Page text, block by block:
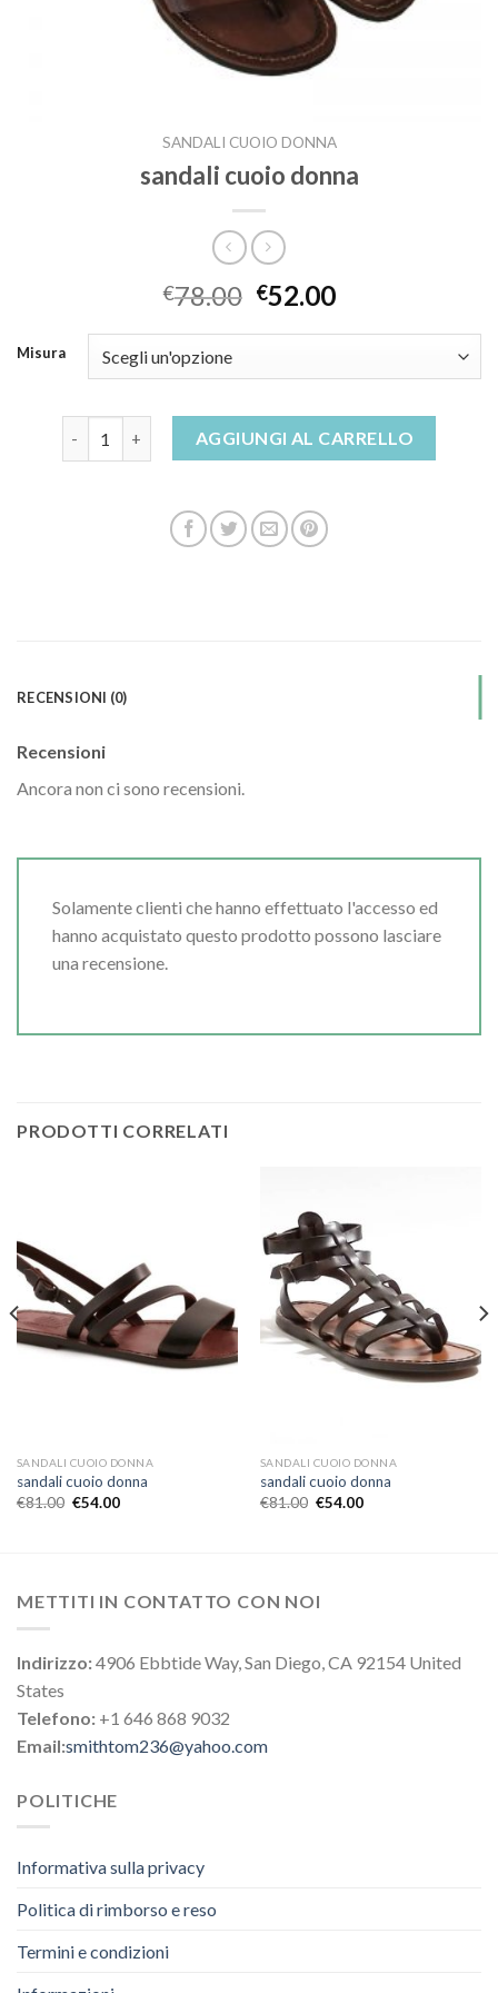
SANDALI CUOIO DONNA
sandali cuoio donna
€78.00 €52.00
Misura
sandali cuoio donna quantitàAGGIUNGI AL CARRELLO
RECENSIONI (0)
Recensioni
Ancora non ci sono recensioni.
Solamente clienti che hanno effettuato l'accesso ed
hanno acquistato questo prodotto possono lasciare
una recensione.
PRODOTTI CORRELATI
SANDALI CUOIO DONNA
sandali cuoio donna
€81.00 €54.00
SANDALI CUOIO DONNA
sandali cuoio donna
€81.00 €54.00
METTITI IN CONTATTO CON NOI
Indirizzo:4906 Ebbtide Way, San Diego, CA 92154 United
States
Telefono: +1 646 868 9032
Email:smithtom236@yahoo.com
POLITICHE
Informativa sulla privacy
Politica di rimborso e reso
Termini e condizioni